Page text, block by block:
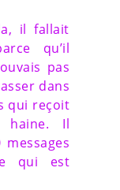
il fallait
qu’il
pas
dans
qui reçoit
haine. Il
qui est